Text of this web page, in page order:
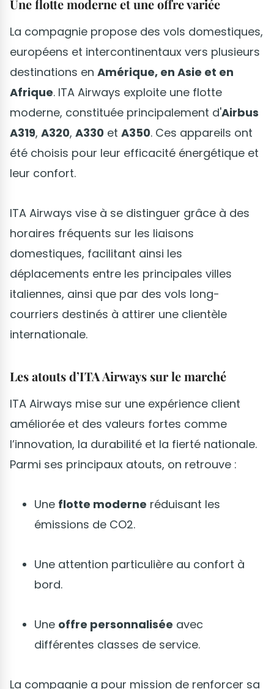
Une flotte moderne et une offre variée
La compagnie propose des vols domestiques,
européens et intercontinentaux vers plusieurs
destinations en Amérique, en Asie et en
Afrique. ITA Airways exploite une flotte
moderne, constituée principalement d'Airbus
A319, A320, A330 et A350. Ces appareils ont
été choisis pour leur efficacité énergétique et
leur confort.
ITA Airways vise à se distinguer grâce à des
horaires fréquents sur les liaisons
domestiques, facilitant ainsi les
déplacements entre les principales villes
italiennes, ainsi que par des vols long-
courriers destinés à attirer une clientèle
internationale.
Les atouts d’ITA Airways sur le marché
ITA Airways mise sur une expérience client
améliorée et des valeurs fortes comme
l’innovation, la durabilité et la fierté nationale.
Parmi ses principaux atouts, on retrouve :
Une flotte moderne réduisant les
émissions de CO2.
Une attention particulière au confort à
bord.
Une offre personnalisée avec
différentes classes de service.
La compagnie a pour mission de renforcer sa